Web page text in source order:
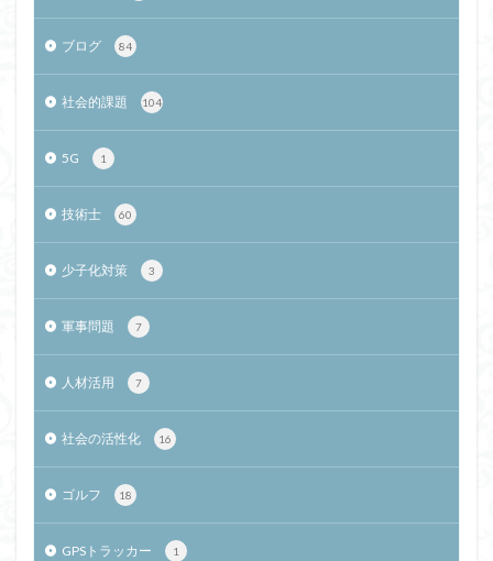
ブログ 84
社会的課題 104
5G 1
技術士 60
少子化対策 3
軍事問題 7
人材活用 7
社会の活性化 16
ゴルフ 18
GPSトラッカー 1